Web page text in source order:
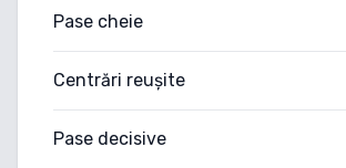
Pase cheie
Centrări reușite
Pase decisive